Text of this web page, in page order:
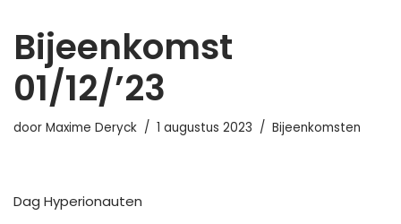
Bijeenkomst
01/12/’23
door Maxime Deryck 1 augustus 2023 Bijeenkomsten
Dag Hyperionauten